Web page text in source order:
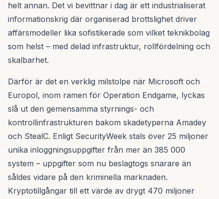
helt annan. Det vi bevittnar i dag är ett industrialiserat
informationskrig där organiserad brottslighet driver
affärsmodeller lika sofistikerade som vilket teknikbolag
som helst – med delad infrastruktur, rollfördelning och
skalbarhet.
Därför är det en verklig milstolpe när Microsoft och
Europol, inom ramen för Operation Endgame, lyckas
slå ut den gemensamma styrnings- och
kontrollinfrastrukturen bakom skadetyperna Amadey
och StealC. Enligt SecurityWeek stals över 25 miljoner
unika inloggningsuppgifter från mer än 385 000
system – uppgifter som nu beslagtogs snarare än
såldes vidare på den kriminella marknaden.
Kryptotillgångar till ett värde av drygt 470 miljoner